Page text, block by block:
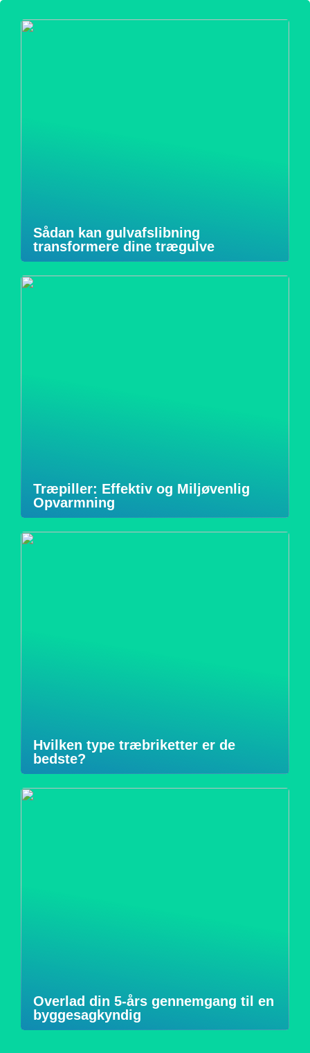
Sådan kan gulvafslibning
transformere dine trægulve
Træpiller: Effektiv og Miljøvenlig
Opvarmning
Hvilken type træbriketter er de
bedste?
Overlad din 5-års gennemgang til en
byggesagkyndig